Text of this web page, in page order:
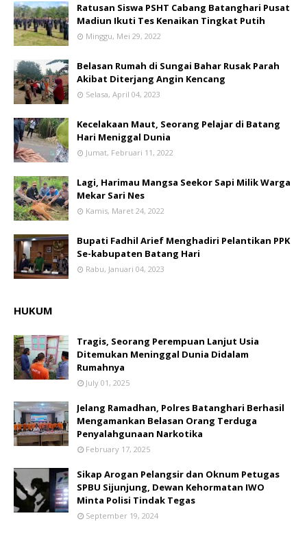
Ratusan Siswa PSHT Cabang Batanghari Pusat
Madiun Ikuti Tes Kenaikan Tingkat Putih
Minggu, Mei 29, 2022
Belasan Rumah di Sungai Bahar Rusak Parah
Akibat Diterjang Angin Kencang
Selasa, April 04, 2023
Kecelakaan Maut, Seorang Pelajar di Batang
Hari Meniggal Dunia
Jumat, Februari 11, 2022
Lagi, Harimau Mangsa Seekor Sapi Milik Warga
Mekar Sari Nes
Kamis, Maret 24, 2022
Bupati Fadhil Arief Menghadiri Pelantikan PPK
Se-kabupaten Batang Hari
Rabu, Januari 04, 2023
HUKUM
Tragis, Seorang Perempuan Lanjut Usia
Ditemukan Meninggal Dunia Didalam
Rumahnya
July 01, 2025
Jelang Ramadhan, Polres Batanghari Berhasil
Mengamankan Belasan Orang Terduga
Penyalahgunaan Narkotika
February 17, 2025
Sikap Arogan Pelangsir dan Oknum Petugas
SPBU Sijunjung, Dewan Kehormatan IWO
Minta Polisi Tindak Tegas
September 19, 2024